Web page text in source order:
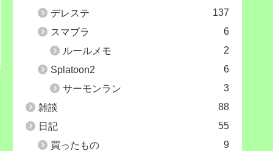
デレステ
137
スマブラ
6
ルールメモ
2
Splatoon2
6
サーモンラン
3
雑談
88
日記
55
買ったもの
9